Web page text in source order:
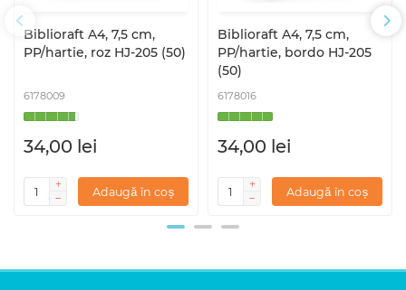
Biblioraft A4, 7,5 cm,
PP/hartie, roz HJ-205 (50)
6178009
34,00 lei
Adaugă în coș
Biblioraft A4, 7,5 cm,
PP/hartie, bordo HJ-205
(50)
6178016
34,00 lei
Adaugă în coș